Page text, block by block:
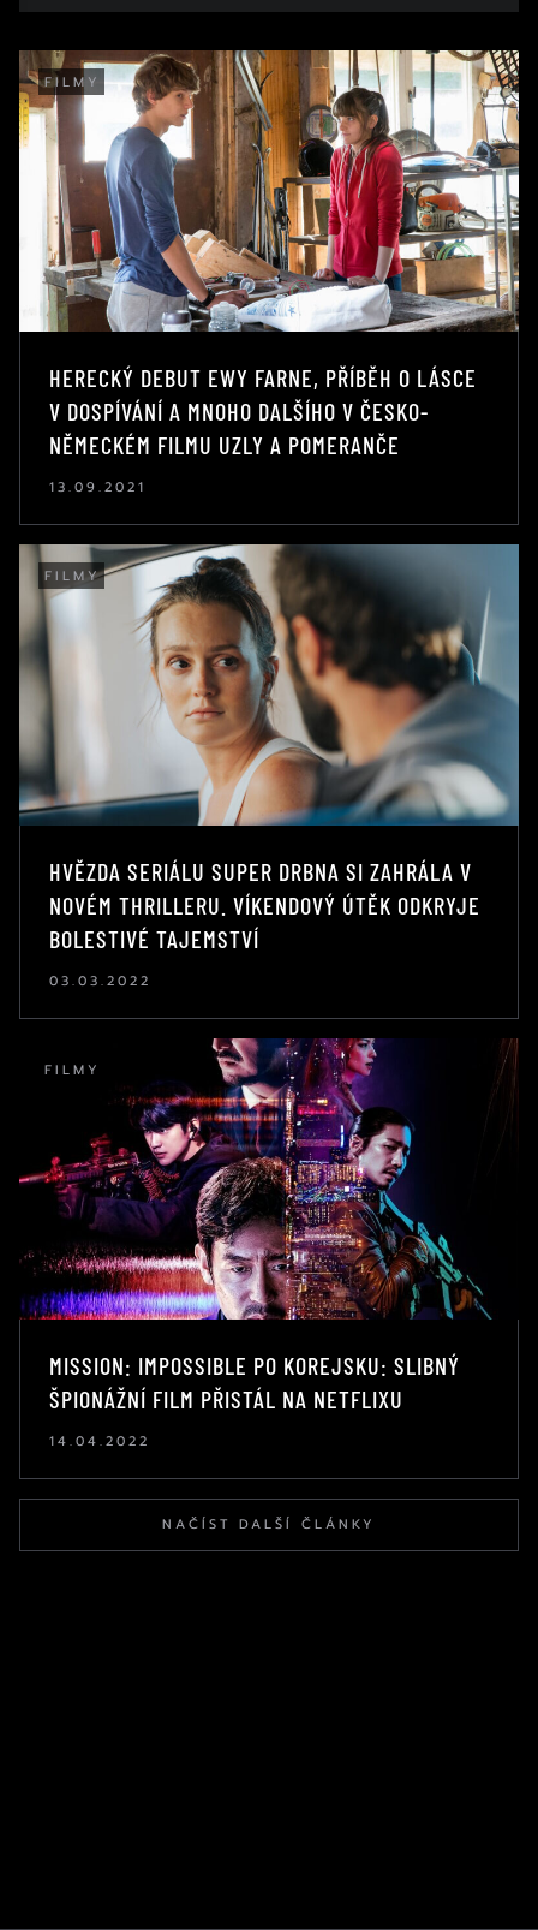
FILMY
HERECKÝ DEBUT EWY FARNE, PŘÍBĚH O LÁSCE
V DOSPÍVÁNÍ A MNOHO DALŠÍHO V ČESKO-
NĚMECKÉM FILMU UZLY A POMERANČE
13.09.2021
FILMY
HVĚZDA SERIÁLU SUPER DRBNA SI ZAHRÁLA V
NOVÉM THRILLERU. VÍKENDOVÝ ÚTĚK ODKRYJE
BOLESTIVÉ TAJEMSTVÍ
03.03.2022
FILMY
MISSION: IMPOSSIBLE PO KOREJSKU: SLIBNÝ
ŠPIONÁŽNÍ FILM PŘISTÁL NA NETFLIXU
14.04.2022
NAČÍST DALŠÍ ČLÁNKY